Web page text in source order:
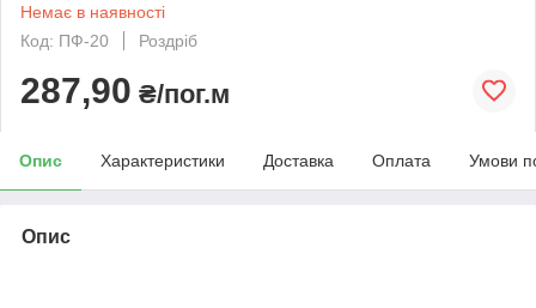
Немає в наявності
Код: ПФ-20
Роздріб
287,90 ₴/пог.м
Опис Характеристики Доставка Оплата Умови
Опис